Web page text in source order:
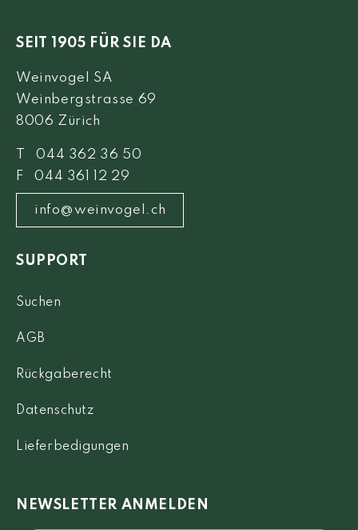
SEIT 1905 FÜR SIE DA
Weinvogel SA
Weinbergstrasse 69
8006 Zürich
T 044 362 36 50
F 044 361 12 29
info@weinvogel.ch
SUPPORT
Suchen
AGB
Rückgaberecht
Datenschutz
Lieferbedigungen
NEWSLETTER ANMELDEN